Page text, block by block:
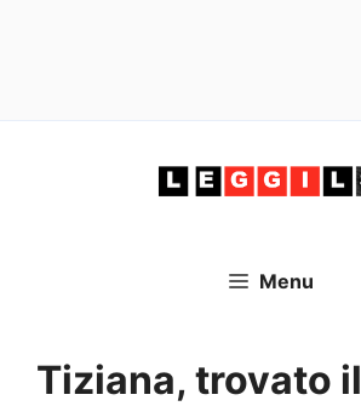
Menu
Tiziana, trovato il